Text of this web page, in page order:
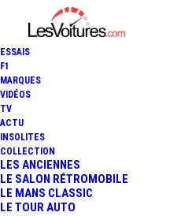
ESSAIS
F1
MARQUES
VIDÉOS
TV
ACTU
INSOLITES
COLLECTION
LES ANCIENNES
LE SALON RÉTROMOBILE
LE MANS CLASSIC
LE TOUR AUTO
SUPERBE